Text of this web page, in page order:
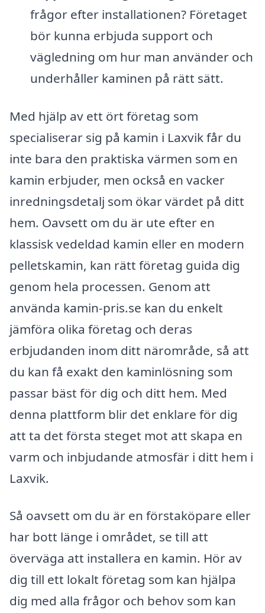
frågor efter installationen? Företaget
bör kunna erbjuda support och
vägledning om hur man använder och
underhåller kaminen på rätt sätt.
Med hjälp av ett ört företag som
specialiserar sig på kamin i Laxvik får du
inte bara den praktiska värmen som en
kamin erbjuder, men också en vacker
inredningsdetalj som ökar värdet på ditt
hem. Oavsett om du är ute efter en
klassisk vedeldad kamin eller en modern
pelletskamin, kan rätt företag guida dig
genom hela processen. Genom att
använda kamin-pris.se kan du enkelt
jämföra olika företag och deras
erbjudanden inom ditt närområde, så att
du kan få exakt den kaminlösning som
passar bäst för dig och ditt hem. Med
denna plattform blir det enklare för dig
att ta det första steget mot att skapa en
varm och inbjudande atmosfär i ditt hem i
Laxvik.
Så oavsett om du är en förstaköpare eller
har bott länge i området, se till att
överväga att installera en kamin. Hör av
dig till ett lokalt företag som kan hjälpa
dig med alla frågor och behov som kan